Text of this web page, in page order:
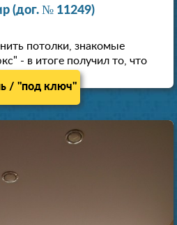
(дог. № 11249)
потолки, знакомые
- в итоге получил то, что
/ "под ключ"